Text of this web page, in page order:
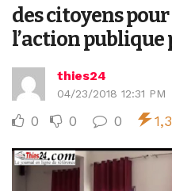
des citoyens
l’action publique
thies24
04/23/2018 12:31 PM
0 0 0